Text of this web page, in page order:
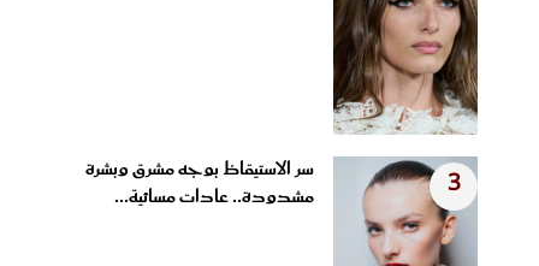
3
سر الاستيقاظ بوجه مشرق وبشرة
مشدودة.. عادات مسائية...